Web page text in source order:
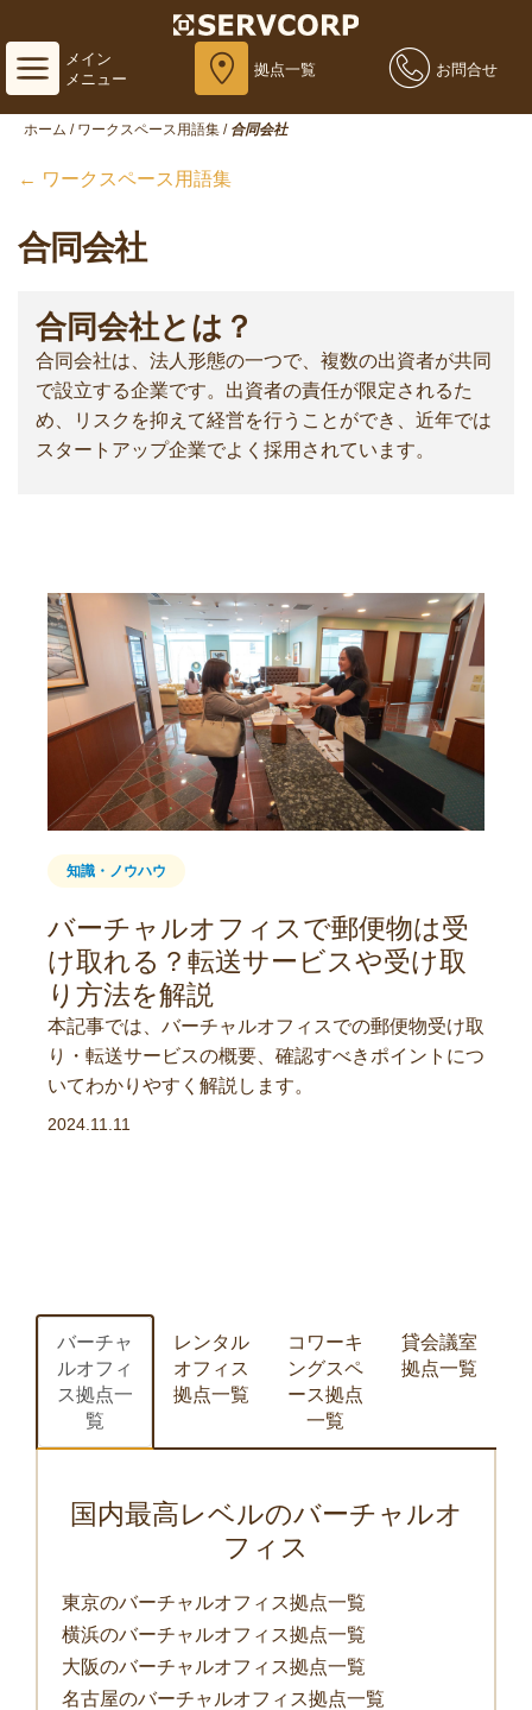
メイン
メニュー
拠点一覧 お問合せ
ホーム / ワークスペース用語集 / 合同会社
← ワークスペース用語集
合同会社
合同会社とは？
合同会社は、法人形態の一つで、複数の出資者が共同
で設立する企業です。出資者の責任が限定されるた
め、リスクを抑えて経営を行うことができ、近年では
スタートアップ企業でよく採用されています。
知識・ノウハウ
バーチャルオフィスで郵便物は受
け取れる？転送サービスや受け取
り方法を解説
本記事では、バーチャルオフィスでの郵便物受け取
り・転送サービスの概要、確認すべきポイントにつ
いてわかりやすく解説します。
2024.11.11
バーチャ
ルオフィ
ス拠点一
覧
レンタル
オフィス
拠点一覧
コワーキ
ングスペ
ース拠点
一覧
貸会議室
拠点一覧
国内最高レベルのバーチャルオ
フィス
東京のバーチャルオフィス拠点一覧
横浜のバーチャルオフィス拠点一覧
大阪のバーチャルオフィス拠点一覧
名古屋のバーチャルオフィス拠点一覧